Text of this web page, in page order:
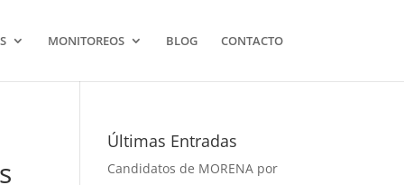
MONITOREOS BLOG CONTACTO
Últimas Entradas
Candidatos de MORENA por